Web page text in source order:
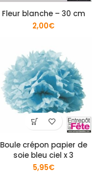
Fleur blanche – 30 cm
2,00€
Boule crépon papier de
soie bleu ciel x 3
5,95€